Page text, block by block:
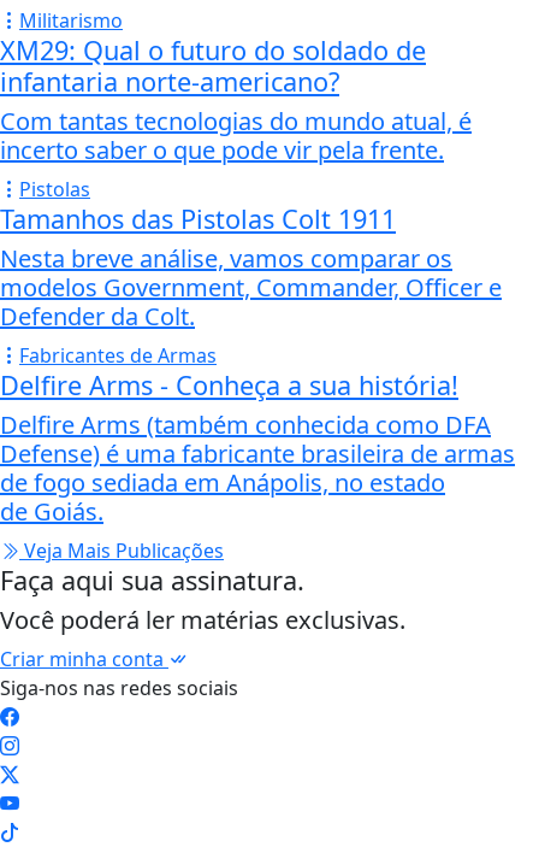
Militarismo
XM29: Qual o futuro do soldado de
infantaria norte-americano?
Com tantas tecnologias do mundo atual, é
incerto saber o que pode vir pela frente.
Pistolas
Tamanhos das Pistolas Colt 1911
Nesta breve análise, vamos comparar os
modelos Government, Commander, Officer e
Defender da Colt.
Fabricantes de Armas
Delfire Arms - Conheça a sua história!
Delfire Arms (também conhecida como DFA
Defense) é uma fabricante brasileira de armas
de fogo sediada em Anápolis, no estado
de Goiás.
Veja Mais Publicações
Faça aqui sua assinatura.
Você poderá ler matérias exclusivas.
Criar minha conta
Siga-nos nas redes sociais